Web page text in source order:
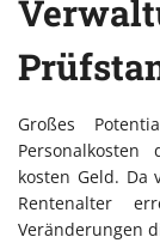
Großes
kosten Geld. Da
Rentenalter
Veränderungen